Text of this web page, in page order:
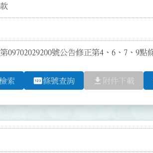
09702029200號公告修正第4、6、7、9點
索 pin條號查詢 file_download 附件下載